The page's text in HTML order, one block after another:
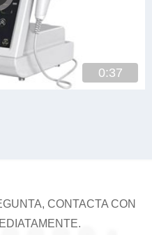
0:37
CONTACTA CON